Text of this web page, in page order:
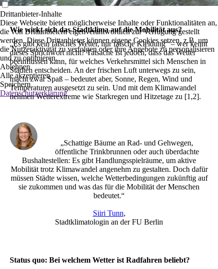
Wie wirkt sich das Stadtklima auf die Mobilität aus?
„Es gibt kein falsches Wetter, nur falsche Kleidung“ – wer kennt
dieses Sprichwort nicht? Tatsache ist jedoch, dass das Wetter
beeinflussen kann, für welches Verkehrsmittel sich Menschen in
Städten entscheiden. An der frischen Luft unterwegs zu sein,
macht zwar Spaß – bedeutet aber, Sonne, Regen, Wind und
Temperaturen ausgesetzt zu sein. Und mit dem Klimawandel
nehmen Wetterextreme wie Starkregen und Hitzetage zu [1,2].
„Schattige Bäume an Rad- und Gehwegen,
öffentliche Trinkbrunnen oder auch überdachte
Bushaltestellen: Es gibt Handlungsspielräume, um aktive
Mobilität trotz Klimawandel angenehm zu gestalten. Doch dafür
müssen Städte wissen, welche Wetterbedingungen zukünftig auf
sie zukommen und was das für die Mobilität der Menschen
bedeutet.“
Siiri Tunn,
Stadtklimatologin an der FU Berlin
Status quo: Bei welchem Wetter ist Radfahren beliebt?
Drittanbieter-Inhalte
Diese Webseite bietet möglicherweise Inhalte oder Funktionalitäten an,
die von Drittanbietern eigenverantwortlich zur Verfügung gestellt
werden. Diese Drittanbieter können eigene Cookies setzen, z.B. um
die Nutzeraktivität zu verfolgen oder ihre Angebote zu personalisieren
und zu optimieren.
Ablehnen
Alle akzeptieren
Speichern
Datenschutzerklärung